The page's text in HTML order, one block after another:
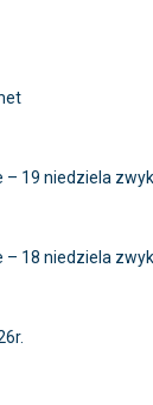
– 19 niedziela
– 18 niedziela